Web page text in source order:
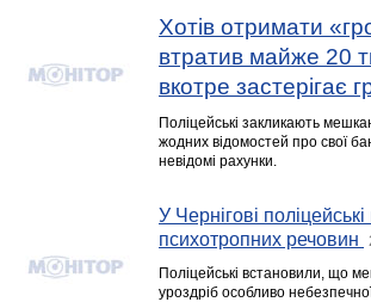
Хотів отримати
втратив майже 20
вкотре застерігає
Поліцейські закликають
жодних відомостей про свої
невідомі рахунки.
У Чернігові
психотропних речовин
Поліцейські встановили, що
уроздріб особливо